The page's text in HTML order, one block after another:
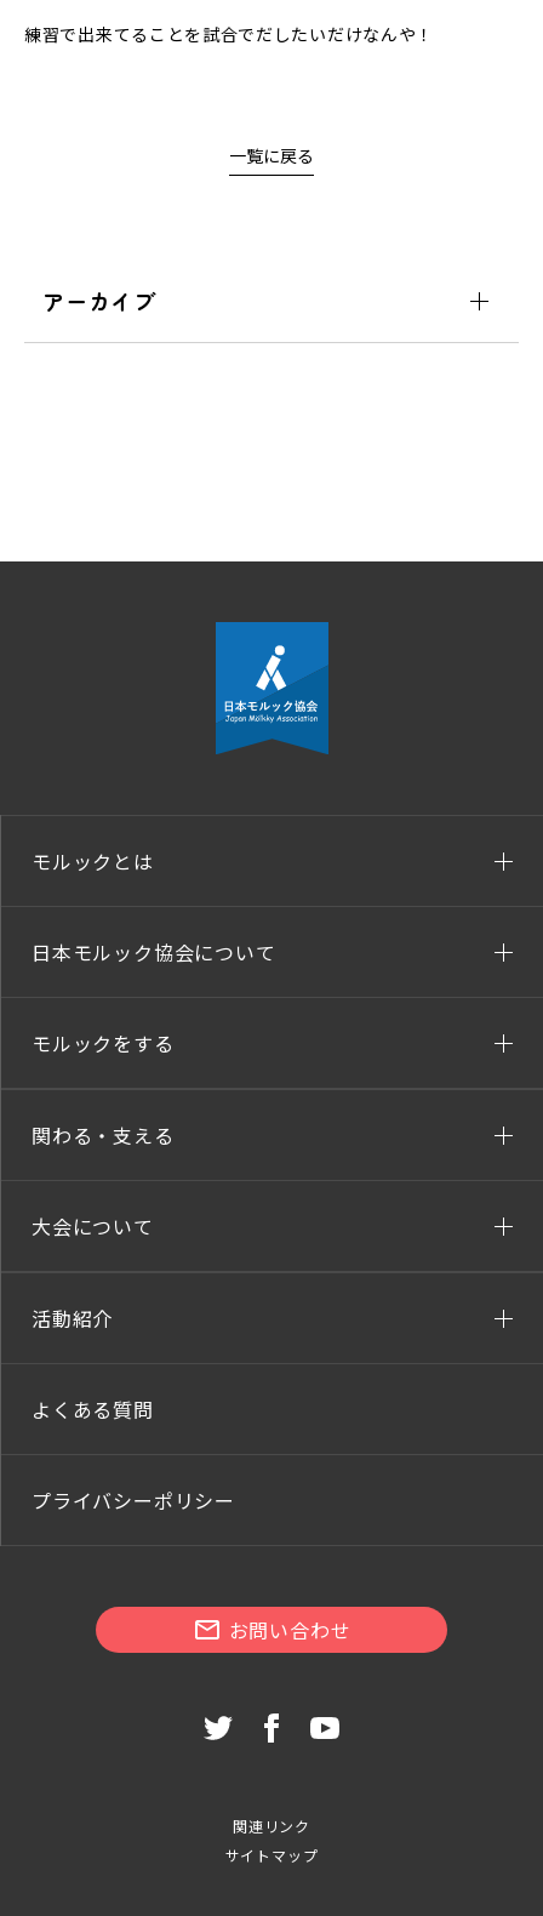
練習で出来てることを試合でだしたいだけなんや！
一覧に戻る
アーカイブ
モルックとは
日本モルック協会について
モルックをする
関わる・支える
大会について
活動紹介
よくある質問
プライバシーポリシー
お問い合わせ
関連リンク
サイトマップ